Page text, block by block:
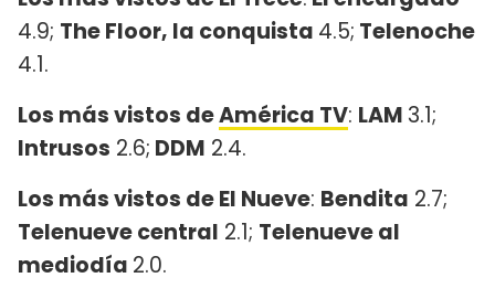
4.9; The Floor, la conquista 4.5; Telenoche
4.1.
Los más vistos deAmérica TV: LAM 3.1;
Intrusos 2.6; DDM 2.4.
Los más vistos de El Nueve: Bendita 2.7;
Telenueve central 2.1; Telenueve al
mediodía 2.0.